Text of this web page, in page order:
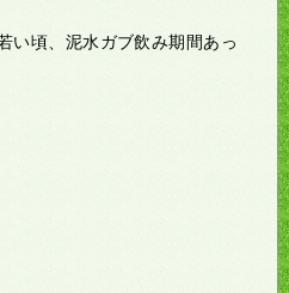
い頃、泥水ガブ飲み期間あっ